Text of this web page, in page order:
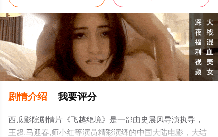
剧情介绍 我要评分
西瓜影院剧情片《飞越绝境》是一部由史晨风导演执导，
王超,马迎春,师小红等演员精彩演绎的中国大陆电影，大结